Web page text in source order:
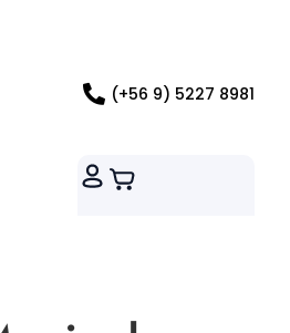
(+56 9) 5227 8981